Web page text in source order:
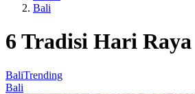
Bali
6 Tradisi Hari
BaliTrending
Bali